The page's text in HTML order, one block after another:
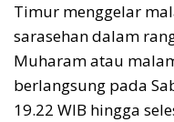
Timur menggelar
sarasehan dalam
Muharam atau
berlangsung pada
19.22 WIB hingga